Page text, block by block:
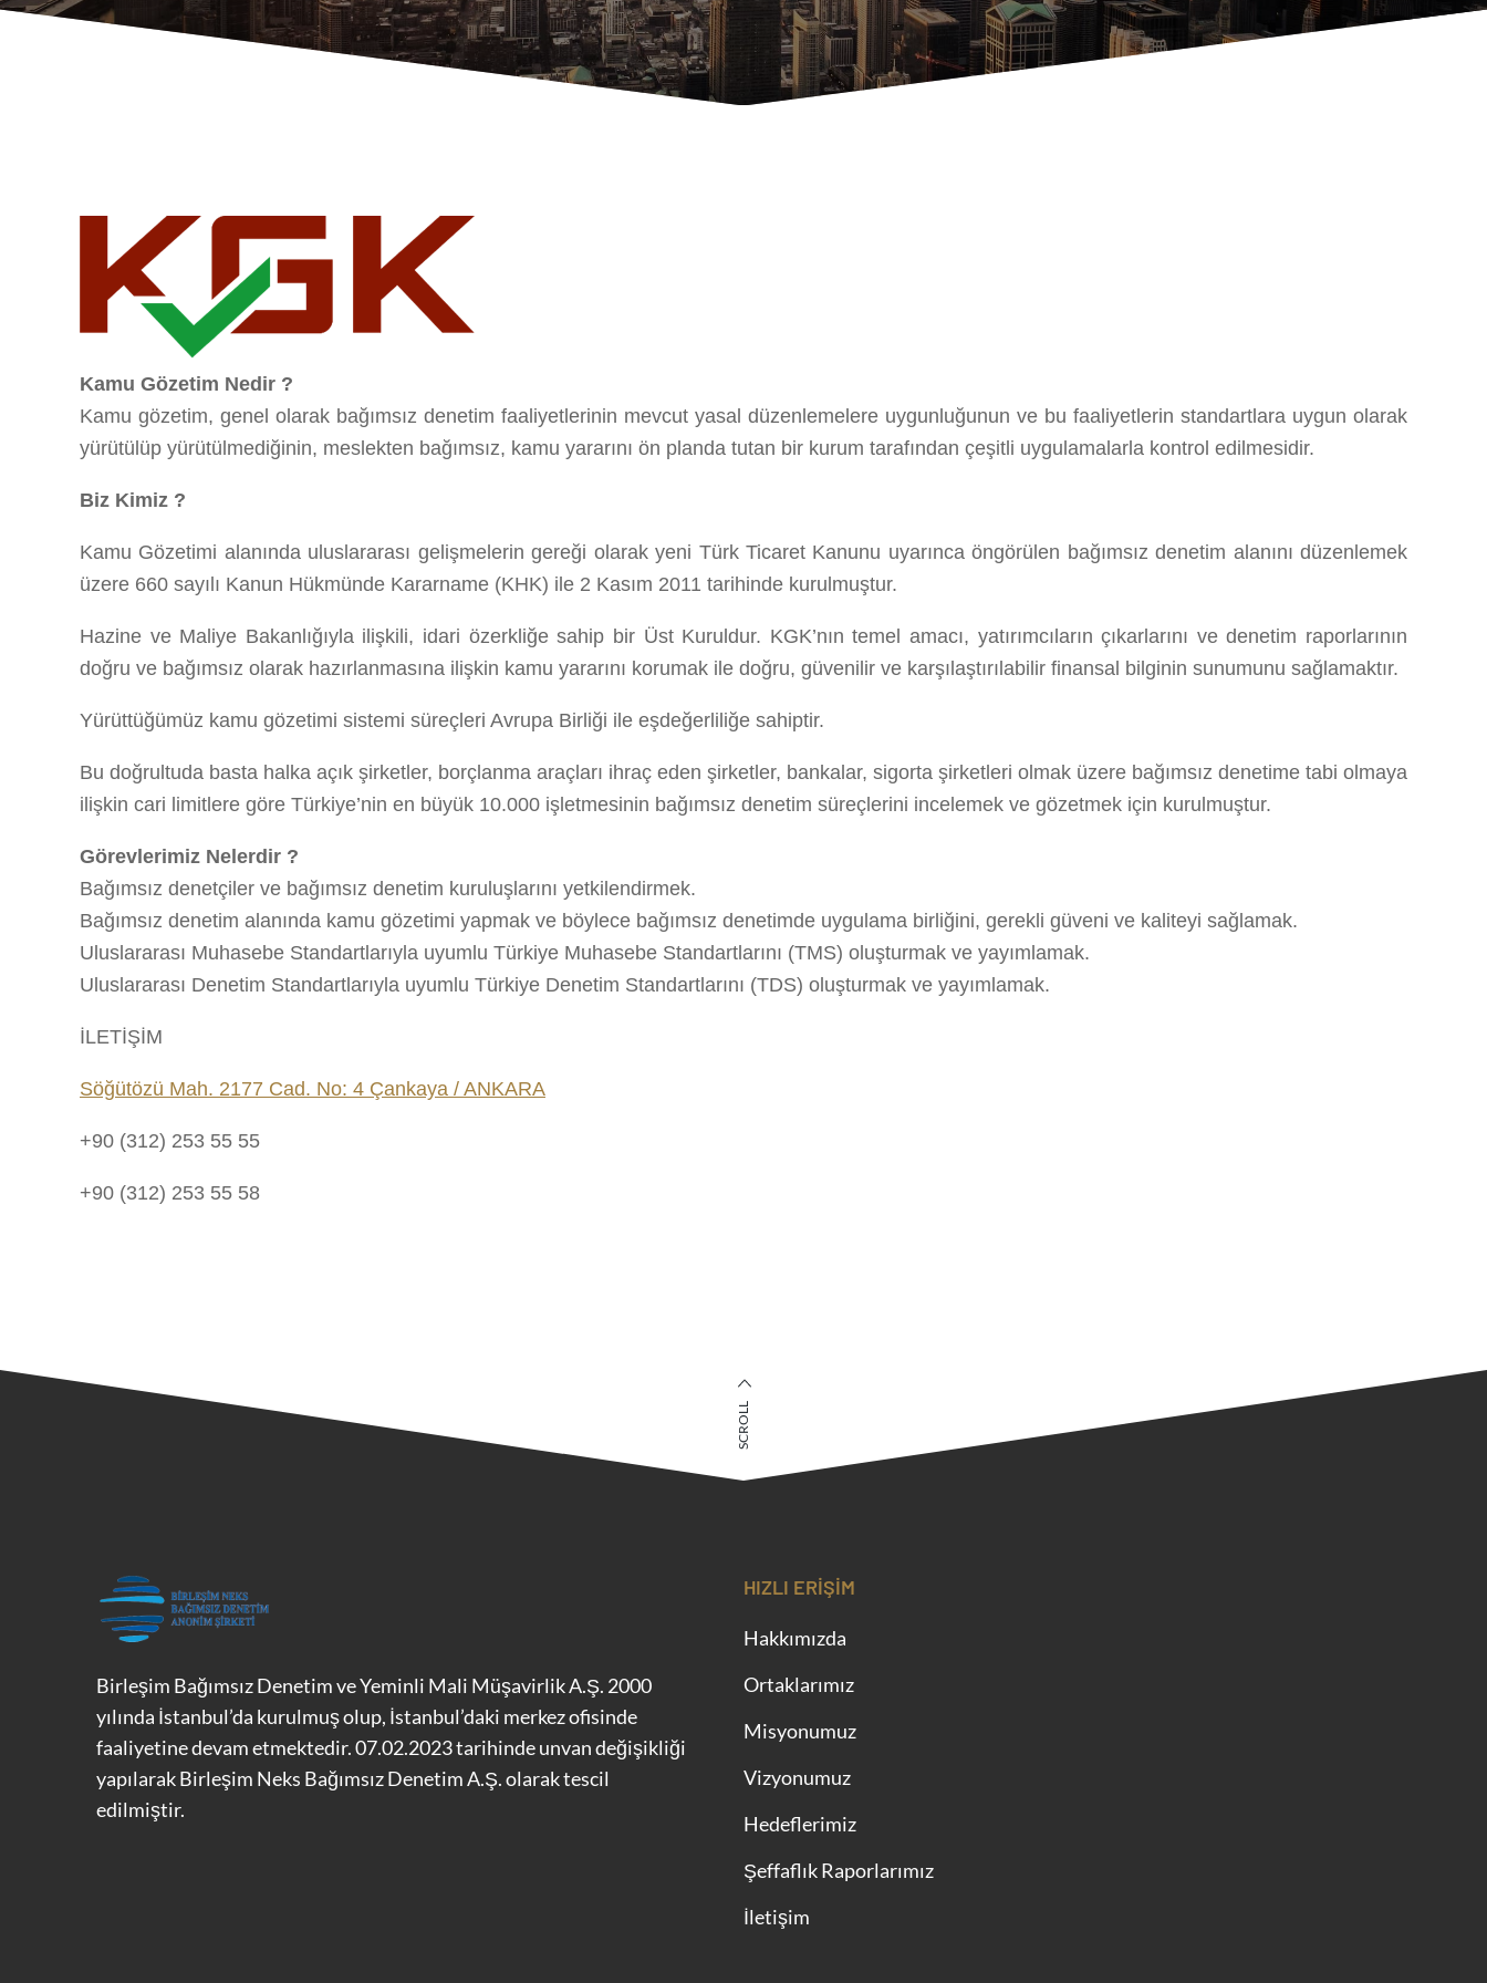
Kamu Gözet­im­ Nedir ?
Kamu gözet­im­, genel olarak bağımsız denet­im faaliyetlerinin mevcut yasal düzenlemelere uygunluğunun ve bu faali­yetlerin standartlara uygun olarak
yürütülüp yürütülmedi­ğini­n, meslekten bağımsız, kamu yararını ön planda tutan bi­r kurum tarafından çeşi­tli­ uygulamalarla kontrol ed­ilmesi­di­r.
Biz Kimiz ?
Kamu Gözetimi alanında uluslararası gelişmelerin gereği olarak yeni Türk Ticaret Kanunu uyarınca öngörülen bağımsız denetim alanını düzenlemek
üzere 660 sayılı Kanun Hükmünde Kararname (KHK) ile 2 Kasım 2011 tarihinde kurulmuştur.
Hazine ve Maliye Bakanlığıyla ilişkili, idari özerkliğe sahip bir Üst Kuruldur. KGK’nın temel amacı, yatırımcıların çıkarlarını ve denetim raporlarının
doğru ve bağımsız olarak hazırlanmasına ilişkin kamu yararını korumak ile doğru, güvenilir ve karşılaştırılabilir finansal bilginin sunumunu sağlamaktır.
Yürüttüğümüz kamu gözetimi sistemi süreçleri Avrupa Birliği ile eşdeğerliliğe sahiptir.
Bu doğrultuda basta halka açık şirketler, borçlanma araçları ihraç eden şirketler, bankalar, sigorta şirketleri olmak üzere bağımsız denetime tabi olmaya
ilişkin cari limitlere göre Türkiye’nin en büyük 10.000 işletmesinin bağımsız denetim süreçlerini incelemek ve gözetmek için kurulmuştur.
Görevlerimiz Nelerdir ?
Bağımsız denetçiler ve bağımsız denetim kuruluşlarını yetkilendirmek.
Bağımsız denetim alanında kamu gözetimi yapmak ve böylece bağımsız denetimde uygulama birliğini, gerekli güveni ve kaliteyi sağlamak.
Uluslararası Muhasebe Standartlarıyla uyumlu Türkiye Muhasebe Standartlarını (TMS) oluşturmak ve yayımlamak.
Uluslararası Denetim Standartlarıyla uyumlu Türkiye Denetim Standartlarını (TDS) oluşturmak ve yayımlamak.
İLETİŞİM
Söğütözü Mah. 2177 Cad. No: 4 Çankaya / ANKARA
+90 (312) 253 55 55
+90 (312) 253 55 58
SCROLL
Birleşim Bağımsız Denetim ve Yeminli Mali Müşavirlik A.Ş. 2000
yılında İstanbul’da kurulmuş olup, İstanbul’daki merkez ofisinde
faaliyetine devam etmektedir. 07.02.2023 tarihinde unvan değişikliği
yapılarak Birleşim Neks Bağımsız Denetim A.Ş. olarak tescil
edilmiştir.
HIZLI ERIŞIM
Hakkımızda
Ortaklarımız
Misyonumuz
Vizyonumuz
Hedeflerimiz
Şeffaflık Raporlarımız
İletişim